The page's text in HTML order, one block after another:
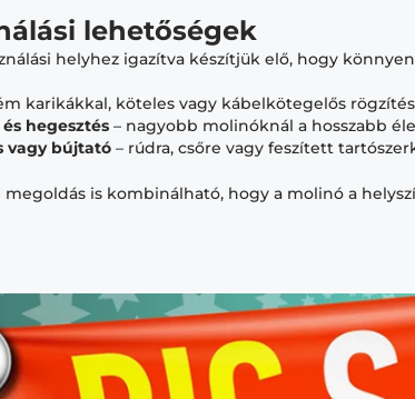
lehetőségek
helyhez igazítva készítjük elő, hogy
karikákkal, köteles vagy kábelkötegelős
hegesztés– nagyobb molinóknál a hosszabb
vagy bújtató– rúdra, csőre vagy feszített
is kombinálható, hogy a molinó a